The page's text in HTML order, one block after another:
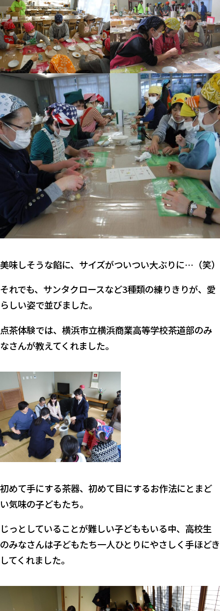
美味しそうな餡に、サイズがついつい大ぶりに…（笑）
それでも、サンタクロースなど3種類の練りきりが、愛
らしい姿で並びました。
点茶体験では、横浜市立横浜商業高等学校茶道部のみ
なさんが教えてくれました。
初めて手にする茶器、初めて目にするお作法にとまど
い気味の子どもたち。
じっとしていることが難しい子どももいる中、高校生
のみなさんは子どもたち一人ひとりにやさしく手ほどき
してくれました。